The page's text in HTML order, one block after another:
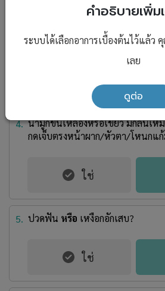
4. น้ำมูกข้นเหลืองหรือเขียว มีกลิ่นเห
กดเจ็บตรงหน้าผาก/หัวตา/โหนกแ
5. ปวดฟัน หรือ เหงือกอักเสบ?
คำอธิบายเพิ่ม
ระบบได้เลือกอาการเบื้องต้นไว้แล้ว
เลย
ดูต่อ